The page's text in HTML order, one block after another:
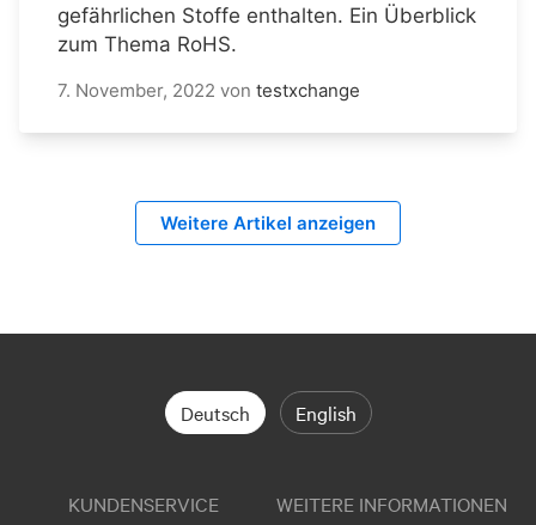
gefährlichen Stoffe enthalten. Ein Überblick
zum Thema RoHS.
7. November, 2022 von testxchange
Weitere Artikel anzeigen
Deutsch English
KUNDENSERVICE WEITERE INFORMATIONEN